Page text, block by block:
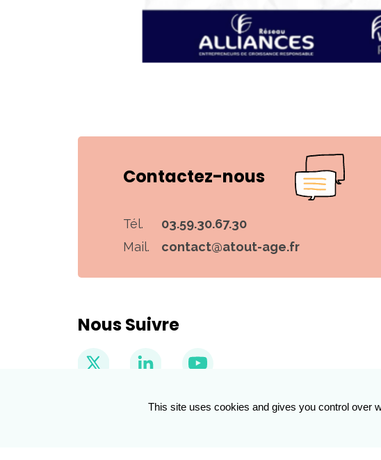
Contactez-nous
Tél.
03.59.30.67.30
Mail.
contact@atout-age.fr
Nous Suivre
This site uses cookies and gives you control over